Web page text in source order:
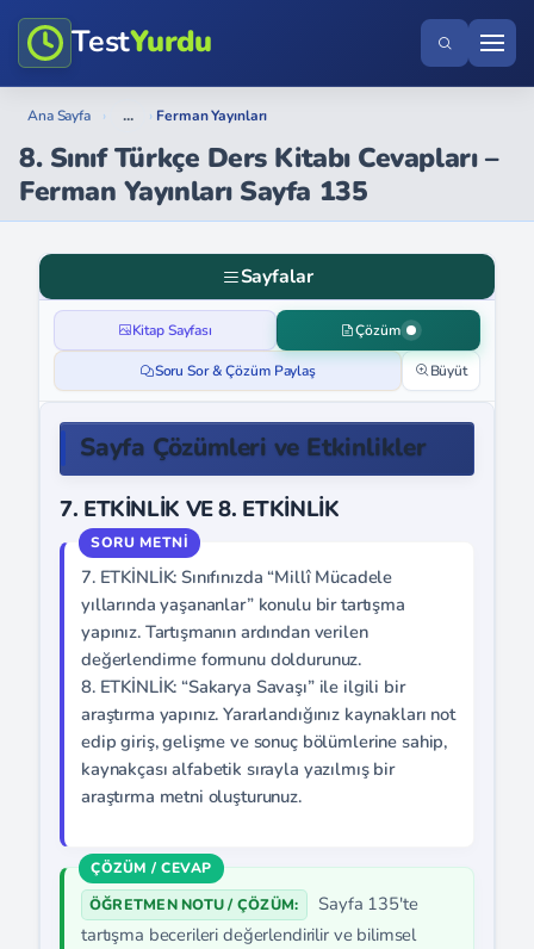
TestYurdu
Ana Sayfa › ... › Ferman Yayınları
8. Sınıf Türkçe Ders Kitabı Cevapları –
Ferman Yayınları Sayfa 135
Sayfalar
Kitap Sayfası Çözüm
Soru Sor & Çözüm Paylaş Büyüt
Sayfa Çözümleri ve Etkinlikler
7. ETKİNLİK VE 8. ETKİNLİK
7. ETKİNLİK: Sınıfınızda “Millî Mücadele
yıllarında yaşananlar” konulu bir tartışma
yapınız. Tartışmanın ardından verilen
değerlendirme formunu doldurunuz.
8. ETKİNLİK: “Sakarya Savaşı” ile ilgili bir
araştırma yapınız. Yararlandığınız kaynakları not
edip giriş, gelişme ve sonuç bölümlerine sahip,
kaynakçası alfabetik sırayla yazılmış bir
araştırma metni oluşturunuz.
ÖĞRETMEN NOTU / ÇÖZÜM:
Sayfa 135'te
tartışma becerileri değerlendirilir ve bilimsel